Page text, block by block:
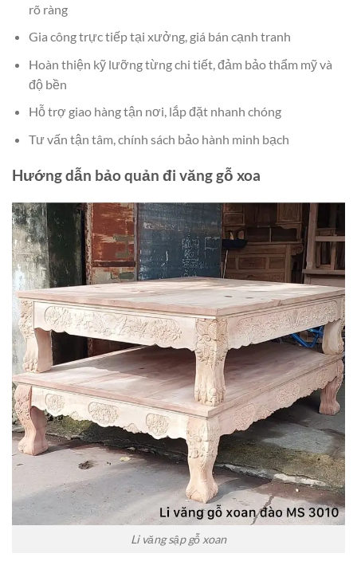
rõ ràng
Gia công trực tiếp tại xưởng, giá bán cạnh tranh
Hoàn thiện kỹ lưỡng từng chi tiết, đảm bảo thẩm mỹ và
độ bền
Hỗ trợ giao hàng tận nơi, lắp đặt nhanh chóng
Tư vấn tận tâm, chính sách bảo hành minh bạch
Hướng dẫn bảo quản đi văng gỗ xoa
Li văng sập gỗ xoan